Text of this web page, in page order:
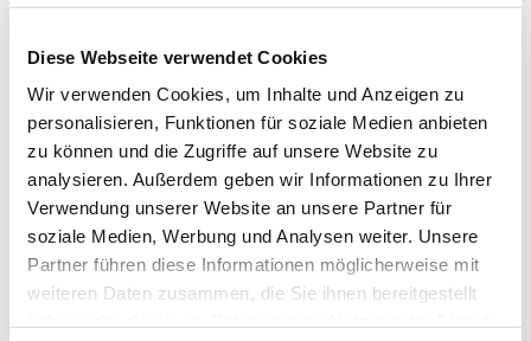
Diese Webseite verwendet Cookies
Wir verwenden Cookies, um Inhalte und Anzeigen zu
personalisieren, Funktionen für soziale Medien anbieten
zu können und die Zugriffe auf unsere Website zu
analysieren. Außerdem geben wir Informationen zu Ihrer
Verwendung unserer Website an unsere Partner für
soziale Medien, Werbung und Analysen weiter. Unsere
Partner führen diese Informationen möglicherweise mit
weiteren Daten zusammen, die Sie ihnen bereitgestellt
Dominique Bierbaum und Neveeda Köhne GbR
Ambulanter Pflegedienst
Ambulanter Pflegedienst
Hauptstraße 59
53578 Windhagen
Telefon:02645 973158